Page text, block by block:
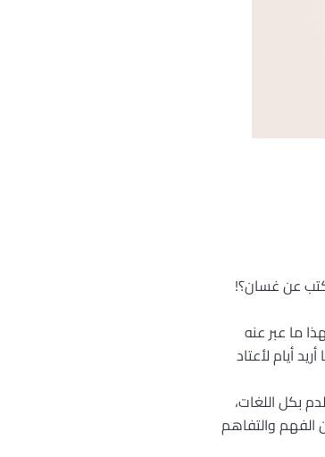
عن غسان؟!
ما عبر عنه
أيام لأعتاد
بكل اللغات،
الفهم والتفاهم